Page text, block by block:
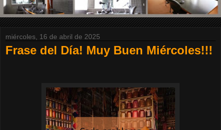
miércoles, 16 de abril de 2025
Frase del Día! Muy Buen Miércoles!!!